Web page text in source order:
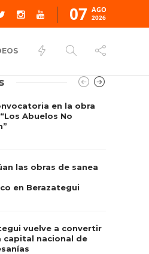
07 AGO
2026
en la obra
Abuelos No
las obras de sanea
en Berazategui
vuelve a convertir
capital nacional de